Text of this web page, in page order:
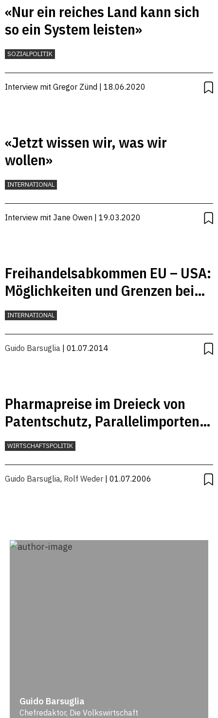
«Nur ein reiches Land kann sich
so ein System leisten»
SOZIALPOLITIK
Interview mit Gregor Zünd | 18.06.2020
«Jetzt wissen wir, was wir
wollen»
INTERNATIONAL
Interview mit Jane Owen | 19.03.2020
Freihandelsabkommen EU – USA:
Möglichkeiten und Grenzen beim
Abbau technischer
Handelshemmnisse
INTERNATIONAL
Guido Barsuglia | 01.07.2014
Pharmapreise im Dreieck von
Patentschutz, Parallelimporten
und Preisregulierung
WIRTSCHAFTSPOLITIK
Guido Barsuglia, Rolf Weder | 01.07.2006
Guido Barsuglia
Chefredaktor, Die Volkswirtschaft